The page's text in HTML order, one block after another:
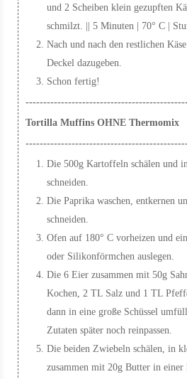
und 2 Scheiben klein gezupften
schmilzt. || 5 Minuten | 70° C |
Nach und nach den restlichen
Deckel dazugeben.
Schon fertig!
Tortilla Muffins OHNE Thermomix
Die 500g Kartoffeln schälen und
schneiden.
Die Paprika waschen, entkernen
schneiden.
Ofen auf 180° C vorheizen und
oder Silikonförmchen auslegen.
Die 6 Eier zusammen mit 50g
Kochen, 2 TL Salz und 1 TL
dann in eine große Schüssel
Zutaten später noch reinpassen.
Die beiden Zwiebeln schälen, in
zusammen mit 20g Butter in einer